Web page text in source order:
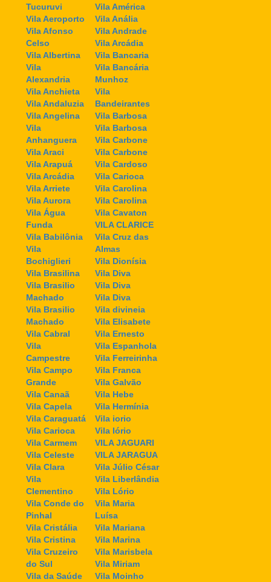
Tucuruvi
Vila Aeroporto
Vila Afonso
Celso
Vila Albertina
Vila
Alexandria
Vila Anchieta
Vila Andaluzia
Vila Angelina
Vila
Anhanguera
Vila Araci
Vila Arapuá
Vila Arcádia
Vila Arriete
Vila Aurora
Vila Água
Funda
Vila Babilônia
Vila
Bochiglieri
Vila Brasilina
Vila Brasilio
Machado
Vila Brasilio
Machado
Vila Cabral
Vila
Campestre
Vila Campo
Grande
Vila Canaã
Vila Capela
Vila Caraguatá
Vila Carioca
Vila Carmem
Vila Celeste
Vila Clara
Vila
Clementino
Vila Conde do
Pinhal
Vila Cristália
Vila Cristina
Vila Cruzeiro
do Sul
Vila da Saúde
Vila América
Vila Anália
Vila Andrade
Vila Arcádia
Vila Bancaria
Vila Bancária
Munhoz
Vila
Bandeirantes
Vila Barbosa
Vila Barbosa
Vila Carbone
Vila Carbone
Vila Cardoso
Vila Carioca
Vila Carolina
Vila Carolina
Vila Cavaton
VILA CLARICE
Vila Cruz das
Almas
Vila Dionísia
Vila Diva
Vila Diva
Vila Diva
Vila divineia
Vila Elisabete
Vila Ernesto
Vila Espanhola
Vila Ferreirinha
Vila Franca
Vila Galvão
Vila Hebe
Vila Hermínia
Vila iorio
Vila Iório
VILA JAGUARI
VILA JARAGUA
Vila Júlio César
Vila Liberlândia
Vila Lório
Vila Maria
Luísa
Vila Mariana
Vila Marina
Vila Marisbela
Vila Miriam
Vila Moinho